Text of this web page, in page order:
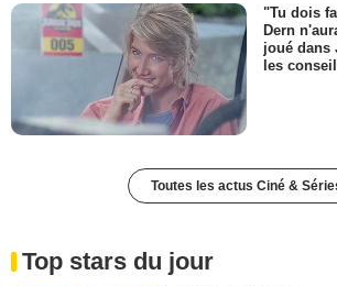
"Tu dois
Dern
joué dans
les
Toutes les actus Ciné &
Top stars du jour